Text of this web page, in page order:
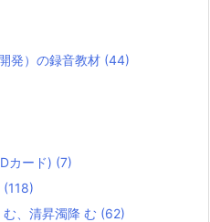
発）の録音教材 (44)
カード) (7)
(118)
、清昇濁降 む (62)